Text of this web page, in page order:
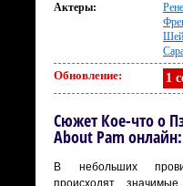
Актеры:
Обновление: 1
Сюжет Кое-что о
About Pam онлайн:
В небольших